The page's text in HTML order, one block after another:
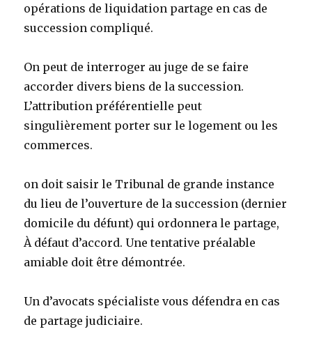
opérations de liquidation partage en cas de
succession compliqué.
On peut de interroger au juge de se faire
accorder divers biens de la succession.
L’attribution préférentielle peut
singulièrement porter sur le logement ou les
commerces.
on doit saisir le Tribunal de grande instance
du lieu de l’ouverture de la succession (dernier
domicile du défunt) qui ordonnera le partage,
À défaut d’accord. Une tentative préalable
amiable doit être démontrée.
Un d’avocats spécialiste vous défendra en cas
de partage judiciaire.